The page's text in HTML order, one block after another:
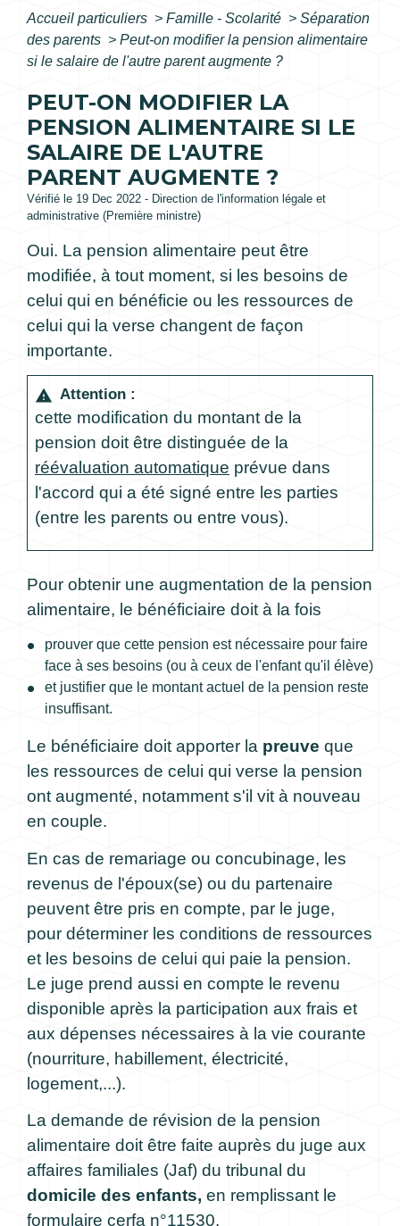
Accueil particuliers > Famille - Scolarité > Séparation
des parents > Peut-on modifier la pension alimentaire
si le salaire de l'autre parent augmente ?
PEUT-ON MODIFIER LA
PENSION ALIMENTAIRE SI LE
SALAIRE DE L'AUTRE
PARENT AUGMENTE ?
Vérifié le 19 Dec 2022 - Direction de l'information légale et
administrative (Première ministre)
Oui. La pension alimentaire peut être
modifiée, à tout moment, si les besoins de
celui qui en bénéficie ou les ressources de
celui qui la verse changent de façon
importante.
warning Attention :
cette modification du montant de la
pension doit être distinguée de la
réévaluation automatique prévue dans
l'accord qui a été signé entre les parties
(entre les parents ou entre vous).
Pour obtenir une augmentation de la pension
alimentaire, le bénéficiaire doit à la fois
prouver que cette pension est nécessaire pour faire
face à ses besoins (ou à ceux de l'enfant qu'il élève)
et justifier que le montant actuel de la pension reste
insuffisant.
Le bénéficiaire doit apporter la preuve que
les ressources de celui qui verse la pension
ont augmenté, notamment s'il vit à nouveau
en couple.
En cas de remariage ou concubinage, les
revenus de l'époux(se) ou du partenaire
peuvent être pris en compte, par le juge,
pour déterminer les conditions de ressources
et les besoins de celui qui paie la pension.
Le juge prend aussi en compte le revenu
disponible après la participation aux frais et
aux dépenses nécessaires à la vie courante
(nourriture, habillement, électricité,
logement,...).
La demande de révision de la pension
alimentaire doit être faite auprès du juge aux
affaires familiales (Jaf) du tribunal du
domicile des enfants, en remplissant le
formulaire cerfa n°11530.